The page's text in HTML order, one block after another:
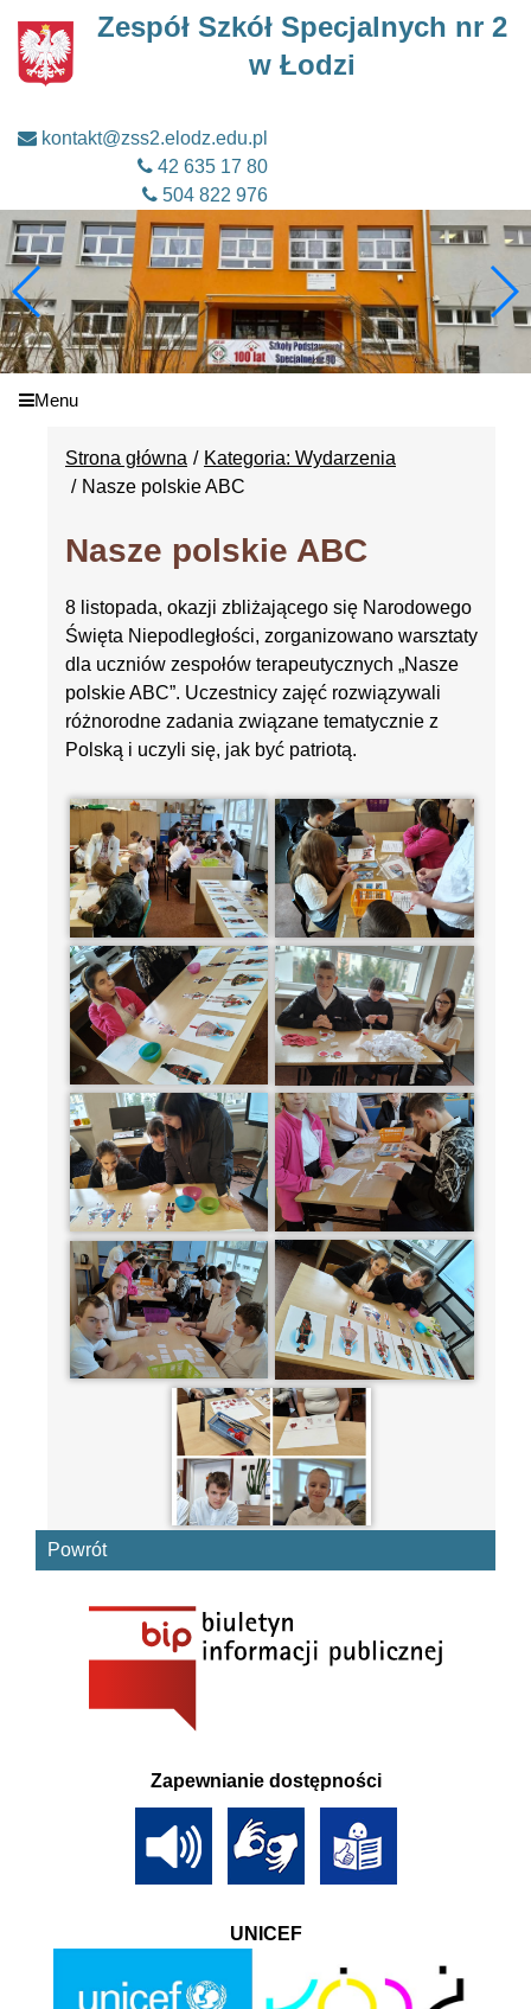
Zespół Szkół Specjalnych nr 2
w Łodzi
kontakt@zss2.elodz.edu.pl
42 635 17 80
504 822 976
Menu
Strona główna
Kategoria: Wydarzenia
Nasze polskie ABC
Nasze polskie ABC
8 listopada, okazji zbliżającego się Narodowego
Święta Niepodległości, zorganizowano warsztaty
dla uczniów zespołów terapeutycznych „Nasze
polskie ABC”. Uczestnicy zajęć rozwiązywali
różnorodne zadania związane tematycznie z
Polską i uczyli się, jak być patriotą.
Powrót
Zapewnianie dostępności
UNICEF